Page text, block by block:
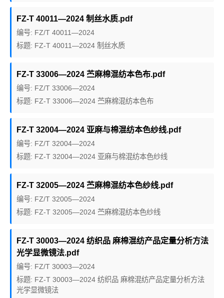
FZ-T 40011—2024 制丝水质.pdf
编号: FZ/T 40011—2024
标题: FZ-T 40011—2024 制丝水质
FZ-T 33006—2024 苎麻棉混纺本色布.pdf
编号: FZ/T 33006—2024
标题: FZ-T 33006—2024 苎麻棉混纺本色布
FZ-T 32004—2024 亚麻与棉混纺本色纱线.pdf
编号: FZ/T 32004—2024
标题: FZ-T 32004—2024 亚麻与棉混纺本色纱线
FZ-T 32005—2024 苎麻棉混纺本色纱线.pdf
编号: FZ/T 32005—2024
标题: FZ-T 32005—2024 苎麻棉混纺本色纱线
FZ-T 30003—2024 纺织品 麻棉混纺产品定量分析方法
光学显微镜法.pdf
编号: FZ/T 30003—2024
标题: FZ-T 30003—2024 纺织品 麻棉混纺产品定量分析方法
光学显微镜法